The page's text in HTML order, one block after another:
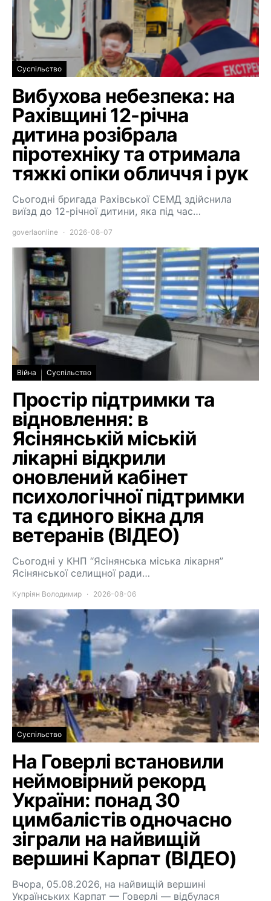
Суспільство
Вибухова небезпека: на
Рахівщині 12-річна
дитина розібрала
піротехніку та отримала
тяжкі опіки обличчя і рук
Сьогодні бригада Рахівської СЕМД здійснила
виїзд до 12-річної дитини, яка під час…
goverlaonline 2026-08-07
Війна Суспільство
Простір підтримки та
відновлення: в
Ясінянській міській
лікарні відкрили
оновлений кабінет
психологічної підтримки
та єдиного вікна для
ветеранів (ВІДЕО)
Сьогодні у КНП “Ясінянська міська лікарня”
Ясінянської селищної ради…
Купріян Володимир 2026-08-06
Суспільство
На Говерлі встановили
неймовірний рекорд
України: понад 30
цимбалістів одночасно
зіграли на найвищій
вершині Карпат (ВІДЕО)
Вчора, 05.08.2026, на найвищій вершині
Українських Карпат — Говерлі — відбулася